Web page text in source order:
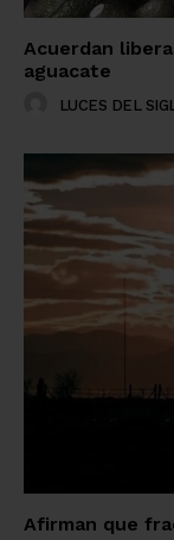
Acuerdan
aguacate
LUCES DEL
Afirman que